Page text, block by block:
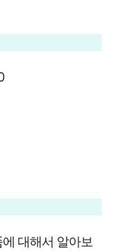
대해서 알아보